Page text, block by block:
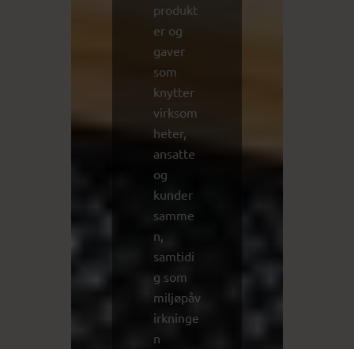
produkt
er og
gaver
som
knytter
virksom
heter,
ansatte
og
kunder
samme
n,
samtidi
g som
miljøpåv
irkninge
n